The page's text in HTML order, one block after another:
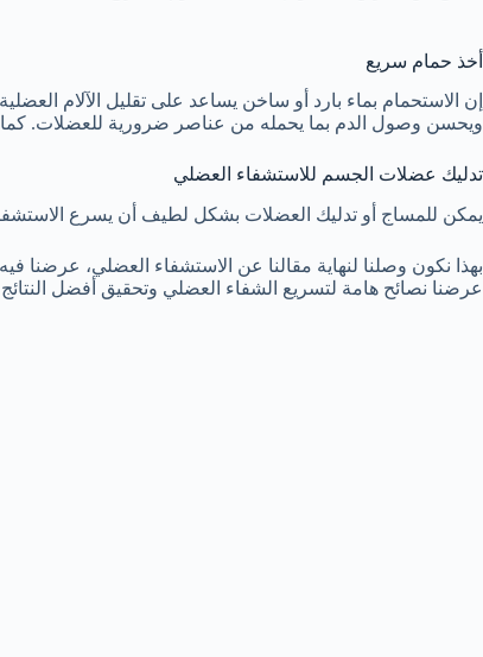
أخذ حمام سريع
إن الاستحمام بماء بارد أو ساخن يساعد على تقليل الآلام
ويحسن وصول الدم بما يحمله من عناصر ضرورية للعضلات. كما
تدليك عضلات الجسم للاستشفاء العضلي
يمكن للمساج أو تدليك العضلات بشكل لطيف أن يسرع
بهذا نكون وصلنا لنهاية مقالنا عن الاستشفاء العضلي، عرضنا
عرضنا نصائح هامة لتسريع الشفاء العضلي وتحقيق أفضل